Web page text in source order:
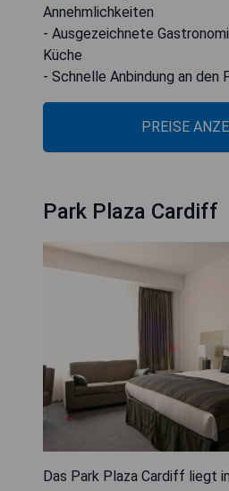
Annehmlichkeiten
- Ausgezeichnete
Küche
- Schnelle Anbindung an den
PREISE
Park Plaza Cardiff
Das Park Plaza Cardiff liegt